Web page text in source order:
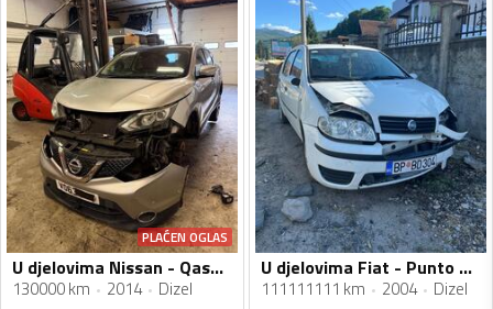
PLAĆEN OGLAS
U djelovima Nissan - Qashqai 1.6 dci
130000 km 2014 Dizel
U djelovima Fiat - Punto 1.3 JTD
111111111 km 2004 Dizel